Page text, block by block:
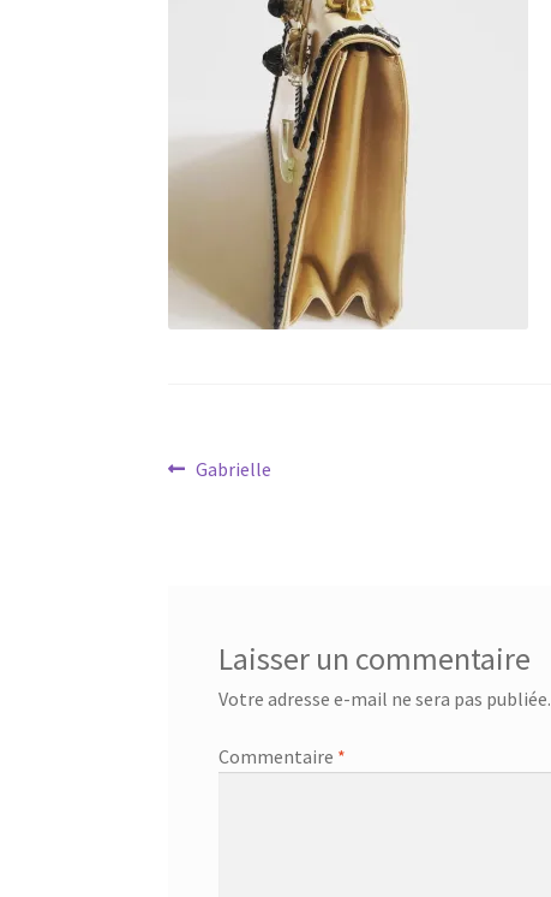
Navigation
Article
Gabrielle
Laisser un commentaire
Votre adresse e-mail ne sera pas publiée.
Commentaire *